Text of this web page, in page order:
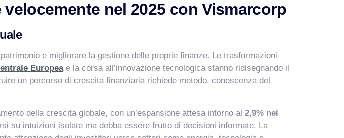
nel 2025 con Vismarcorp
e migliorare la gestione delle proprie finanze. Le trasformazioni
Europeae la corsa all’innovazione tecnologica stanno ridisegnando il
un percorso di crescita finanziaria richiede metodo, conoscenza del
della crescita globale, con un’espansione attesa intorno al 2,9% nel
su intuizioni isolate ma debba essere frutto di decisioni informate. La